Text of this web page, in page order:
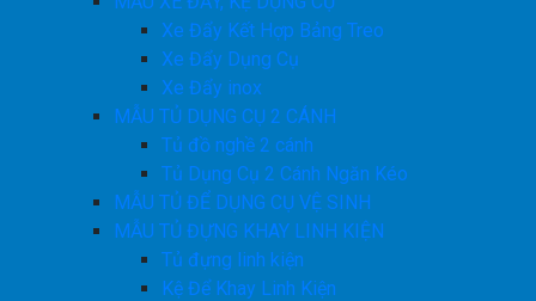
Xe Đẩy Kết Hợp Bảng Treo
Xe Đẩy Dụng Cụ
Xe Đẩy inox
MẪU TỦ DỤNG CỤ 2 CÁNH
Tủ đồ nghề 2 cánh
Tủ Dụng Cụ 2 Cánh Ngăn Kéo
MẪU TỦ ĐỂ DỤNG CỤ VỆ SINH
MẪU TỦ ĐỰNG KHAY LINH KIỆN
Tủ đựng linh kiện
Kệ Để Khay Linh Kiện